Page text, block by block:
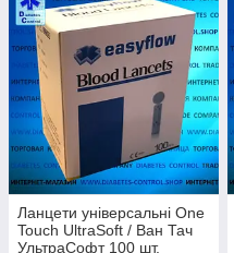
Ланцети універсальні One
Touch UltraSoft / Ван Тач
УльтраСофт 100 шт.